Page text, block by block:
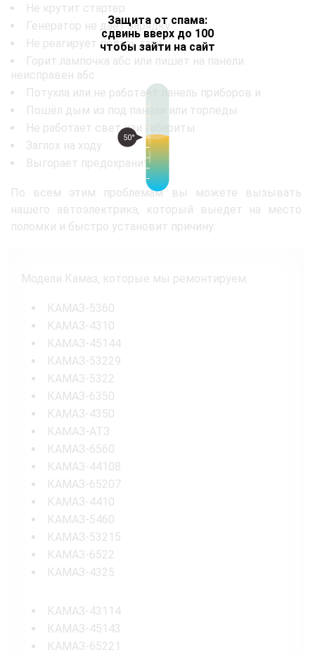
Защита от спама:
сдвинь вверх до 100
чтобы зайти на сайт
50°
Не крутит стартер
Генератор не даёт зарядку
Не реагирует педаль газа
Горит лампочка абс или пишет на панели
неисправен абс
Потухла или не работает панель приборов и
Пошёл дым из под панели или торпеды
Не работает свет или габариты
Заглох на ходу
Выгорает предохранитель
По всем этим проблемам вы можете вызывать
нашего автоэлектрика, который выедет на место
поломки и быстро установит причину.
Модели Камаз, которые мы ремонтируем:
КАМАЗ-5360
КАМАЗ-4310
КАМАЗ-45144
КАМАЗ-53229
КАМАЗ-5322
КАМАЗ-6350
КАМАЗ-4350
КАМАЗ-АТЗ
КАМАЗ-6560
КАМАЗ-44108
КАМАЗ-65207
КАМАЗ-4410
КАМАЗ-5460
КАМАЗ-53215
КАМАЗ-6522
КАМАЗ-4325
КАМАЗ-43114
КАМАЗ-45143
КАМАЗ-65221